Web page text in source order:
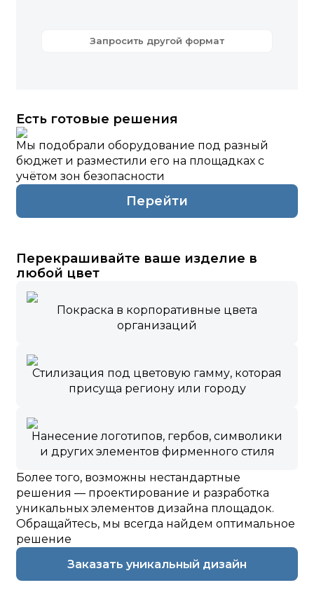
Запросить другой формат
Есть готовые решения
Мы подобрали оборудование под разный
бюджет и разместили его на площадках с
учётом зон безопасности
Перейти
Перекрашивайте ваше изделие в
любой цвет
Покраска в корпоративные цвета
организаций
Стилизация под цветовую гамму, которая
присуща региону или городу
Нанесение логотипов, гербов, символики
и других элементов фирменного стиля
Более того, возможны нестандартные
решения — проектирование и разработка
уникальных элементов дизайна площадок.
Обращайтесь, мы всегда найдем оптимальное
решение
Заказать уникальный дизайн